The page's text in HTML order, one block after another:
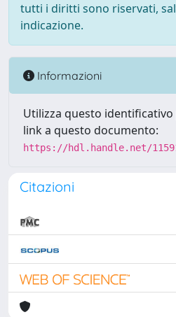
tutti i diritti sono riservati,
indicazione.
Informazioni
Utilizza questo
link a questo documento:
https://hdl.handle.net/
Citazioni